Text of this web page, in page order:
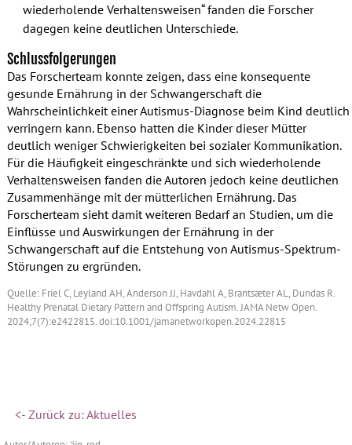
wiederholende Verhaltensweisen“ fanden die Forscher
dagegen keine deutlichen Unterschiede.
Schlussfolgerungen
Das Forscherteam konnte zeigen, dass eine konsequente
gesunde Ernährung in der Schwangerschaft die
Wahrscheinlichkeit einer Autismus-Diagnose beim Kind deutlich
verringern kann. Ebenso hatten die Kinder dieser Mütter
deutlich weniger Schwierigkeiten bei sozialer Kommunikation.
Für die Häufigkeit eingeschränkte und sich wiederholende
Verhaltensweisen fanden die Autoren jedoch keine deutlichen
Zusammenhänge mit der mütterlichen Ernährung. Das
Forscherteam sieht damit weiteren Bedarf an Studien, um die
Einflüsse und Auswirkungen der Ernährung in der
Schwangerschaft auf die Entstehung von Autismus-Spektrum-
Störungen zu ergründen.
Quelle: Friel C, Leyland AH, Anderson JJ, Havdahl A, Brantsæter AL, Dundas R.
Healthy Prenatal Dietary Pattern and Offspring Autism. JAMA Netw Open.
2024;7(7):e2422815. doi:10.1001/jamanetworkopen.2024.22815
<- Zurück zu: Aktuelles